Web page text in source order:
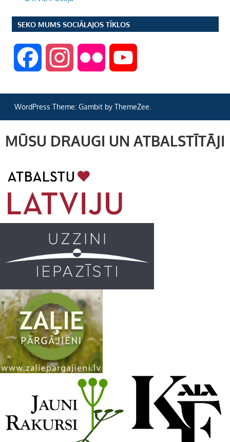
SEKO MUMS SOCIĀLAJOS TĪKLOS
c
e
o
o
s
t
g
r
a
m
i
r
u
T
e
WordPress Theme: Gambit by ThemeZee.
MŪSU DRAUGI UN ATBALSTĪTĀJI